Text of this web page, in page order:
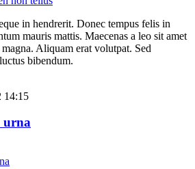
in hendrerit. Donec tempus felis in
mauris mattis. Maecenas a leo sit amet
Aliquam erat volutpat. Sed
bibendum.
14:15
urna